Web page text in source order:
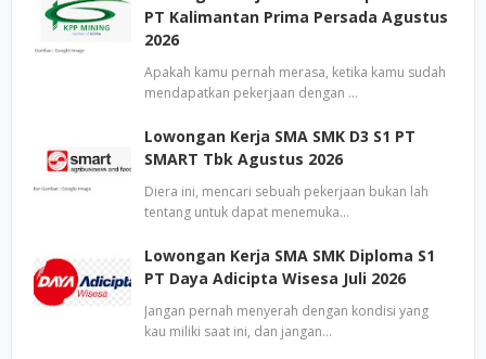
PT Kalimantan Prima Persada Agustus
2026
Apakah kamu pernah merasa, ketika kamu sudah
mendapatkan pekerjaan dengan …
Lowongan Kerja SMA SMK D3 S1 PT
SMART Tbk Agustus 2026
Diera ini, mencari sebuah pekerjaan bukan lah
tentang untuk dapat menemuka…
Lowongan Kerja SMA SMK Diploma S1
PT Daya Adicipta Wisesa Juli 2026
Jangan pernah menyerah dengan kondisi yang
kau miliki saat ini, dan jangan…